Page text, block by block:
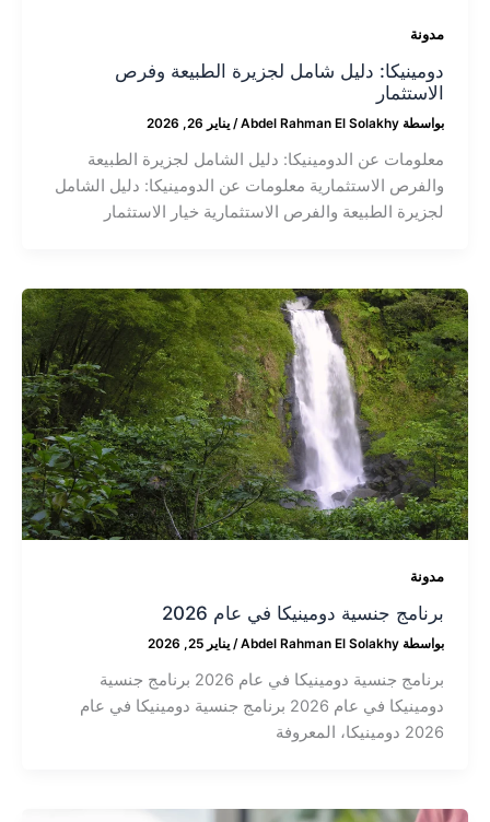
مدونة
دومينيكا: دليل شامل لجزيرة الطبيعة وفرص
الاستثمار
بواسطة Abdel Rahman El Solakhy
/ يناير 26, 2026
معلومات عن الدومينيكا: دليل الشامل لجزيرة الطبيعة
والفرص الاستثمارية معلومات عن الدومينيكا: دليل الشامل
لجزيرة الطبيعة والفرص الاستثمارية خيار الاستثمار
مدونة
برنامج جنسية دومينيكا في عام 2026
بواسطة Abdel Rahman El Solakhy
/ يناير 25, 2026
برنامج جنسية دومينيكا في عام 2026 برنامج جنسية
دومينيكا في عام 2026 برنامج جنسية دومينيكا في عام
2026 دومينيكا، المعروفة